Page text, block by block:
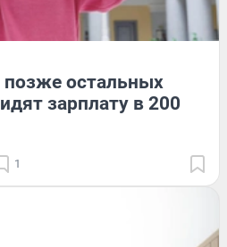
остальных
зарплату в 200
1